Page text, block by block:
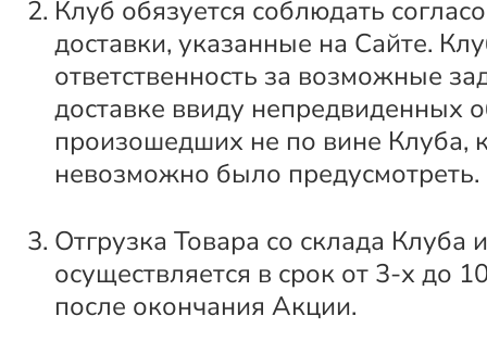
Клуб обязуется соблюдать
доставки, указанные на Сайте.
ответственность за возможные
доставке ввиду непредвиденных
произошедших не по вине Клуба,
невозможно было предусмотреть.
Отгрузка Товара со склада Клуба
осуществляется в срок от 3-х до
после окончания Акции.